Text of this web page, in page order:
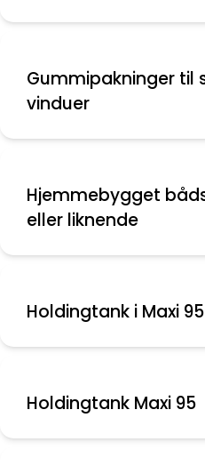
Gummipakninger til
vinduer
Hjemmebygget
eller liknende
Holdingtank i Maxi 95
Holdingtank Maxi 95